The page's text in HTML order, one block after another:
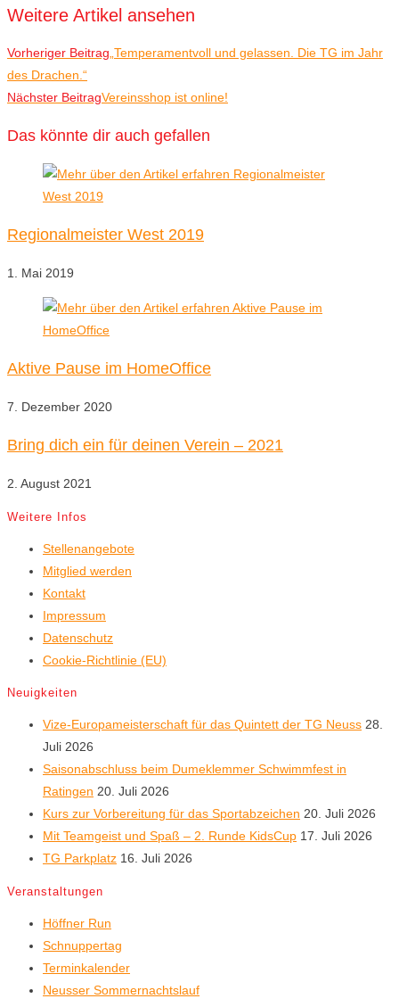
Weitere Artikel ansehen
Vorheriger Beitrag„Temperamentvoll und gelassen. Die TG im Jahr
des Drachen.“
Nächster BeitragVereinsshop ist online!
Das könnte dir auch gefallen
Regionalmeister West 2019
1. Mai 2019
Aktive Pause im HomeOffice
7. Dezember 2020
Bring dich ein für deinen Verein – 2021
2. August 2021
Weitere Infos
Stellenangebote
Mitglied werden
Kontakt
Impressum
Datenschutz
Cookie-Richtlinie (EU)
Neuigkeiten
Vize-Europameisterschaft für das Quintett der TG Neuss 28.
Juli 2026
Saisonabschluss beim Dumeklemmer Schwimmfest in
Ratingen 20. Juli 2026
Kurs zur Vorbereitung für das Sportabzeichen 20. Juli 2026
Mit Teamgeist und Spaß – 2. Runde KidsCup 17. Juli 2026
TG Parkplatz 16. Juli 2026
Veranstaltungen
Höffner Run
Schnuppertag
Terminkalender
Neusser Sommernachtslauf